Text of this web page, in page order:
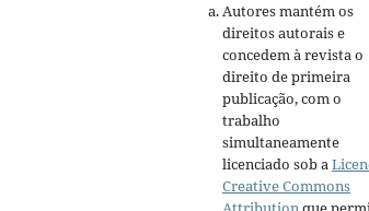
Autores mantém os
direitos autorais e
concedem à revista o
direito de primeira
publicação, com o
trabalho
simultaneamente
licenciado sob a
Creative Commons